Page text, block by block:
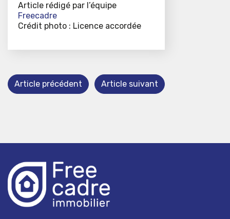
Article rédigé par l’équipe
Freecadre
Crédit photo : Licence accordée
Article précédent Article suivant